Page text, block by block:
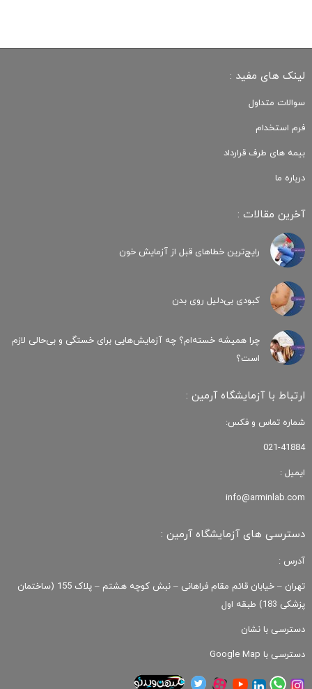
لینک های مفید :
سوالات متداول
فرم استخدام
بیمه های طرف قرارداد
درباره ما
آخرین مقالات :
رایج‌ترین خطاهای قبل از آزمایش خون
کبودی‌ بی‌دلیل روی بدن
چرا همیشه خسته‌ام؟ چه آزمایش‌هایی برای خستگی و بی‌حالی لازم
است؟
ارتباط با آزمایشگاه آرمین :
شماره تماس و فکس:
021-41884
ایمیل :
info@arminlab.com
دسترسی های آزمایشگاه آرمین :
آدرس :
تهران – خیابان قائم مقام فراهانی – نبش کوچه هشتم – پلاک 155 (ساختمان
پزشکی 183) طبقه اول
دسترسی با نشان
دسترسی با Google Map